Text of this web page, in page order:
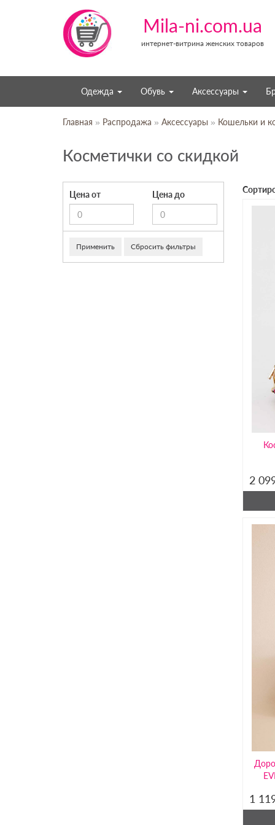
Mila-ni.com.ua
интернет-витрина женских товаров
Одежда Обувь Аксессуары
Главная » Распродажа » Аксессуары » Кошельки и
Косметички со скидкой
Цена от Цена до
Применить Сбросить фильтры
2
1